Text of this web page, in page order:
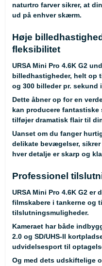
naturtro farver sikrer, at
ud på enhver skærm.
Høje
fleksibilitet
URSA Mini Pro 4.6K G2
billedhastigheder, helt op
og 300 billeder pr. sekund i
Dette åbner op for en
kan producere
tilføjer dramatisk flair til
Uanset om du fanger
delikate bevægelser,
hver detalje er skarp og
Professionel
URSA Mini Pro 4.6K G2
filmskabere i tankerne og
tilslutningsmuligheder.
Kameraet har både
2.0 og SD/UHS-II
udvidelsesport til
Og med dets udskiftelige